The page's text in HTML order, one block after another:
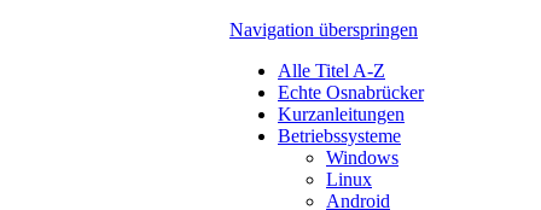
Navigation überspringen
Alle Titel A-Z
Echte Osnabrücker
Kurzanleitungen
Betriebssysteme
Windows
Linux
Android